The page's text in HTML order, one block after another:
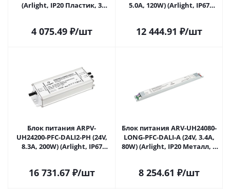
(Arlight, IP20 Пластик, 3
4 075.49₽/шт
5.0A, 120W) (Arlight, IP67
12 444.91 ₽/шт
Блок питания ARPV-
UH24200-PFC-DALI2-PH (24V,
8.3A, 200W) (Arlight, IP67
16 731.67₽/шт
Блок питания ARV-UH24080-
LONG-PFC-DALI-A (24V, 3.4A,
80W) (Arlight, IP20 Металл, 7
8 254.61 ₽/шт